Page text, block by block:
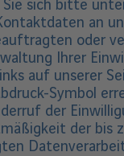
Sie sich bitte
an
oder
Ihrer
auf unserer
Symbol
der
der bis